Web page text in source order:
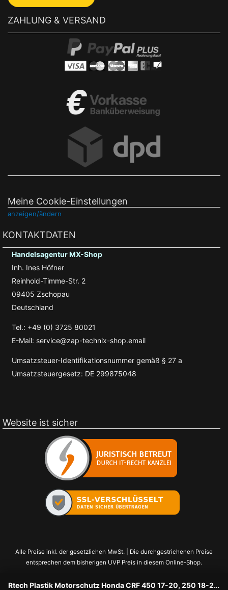
ZAHLUNG & VERSAND
Meine Cookie-Einstellungen
anzeigen/ändern
KONTAKTDATEN
Handelsagentur MX-Shop
Inh. Ines Höfner
Reinhold-Timme-Str. 2
09405 Zschopau
Deutschland
Tel.: +49 (0) 3725 80021
E-Mail: service@zap-technix-shop.email
Umsatzsteuer-Identifikationsnummer gemäß § 27 a
Umsatzsteuergesetz: DE 299875048
Website ist sicher
Alle Preise inkl. der gesetzlichen MwSt. | Die durchgestrichenen Preise
entsprechen dem bisherigen UVP Preis in diesem Online-Shop.
Rtech Plastik Motorschutz Honda CRF 450 17-20, 250 18-21 Schwarz